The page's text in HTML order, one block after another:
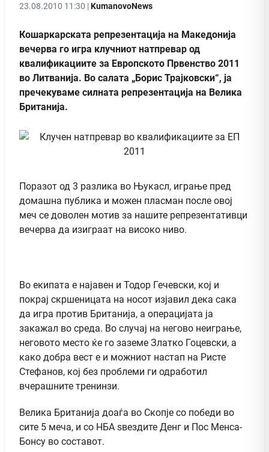
23.08.2010 11:30 |KumanovoNews
Кошаркарската репрезентација на Македонија
вечерва го игра клучниот натпревар од
квалификациите за Европското Првенство 2011
во Литванија. Во салата „Борис Трајковски“, ја
пречекуваме силната репрезентација на Велика
Британија.
Поразот од 3 разлика во Њукасл, играње пред
домашна публика и можен пласман после овој
меч се доволен мотив за нашите репрезентативци
вечерва да изиграат на високо ниво.
Во екипата е најавен и Тодор Гечевски, кој и
покрај скршеницата на носот изјавил дека сака
да игра против Британија, а операцијата ја
закажал во среда. Во случај на негово неиграње,
неговото место ќе го заземе Златко Гоцевски, а
како добра вест е и можниот настап на Ристе
Стефанов, кој без проблеми ги одработил
вчерашните тренинзи.
Велика Британија доаѓа во Скопје со победи во
сите 5 меча, и со НБА ѕвездите Денг и Пос Менса-
Бонсу во составот.